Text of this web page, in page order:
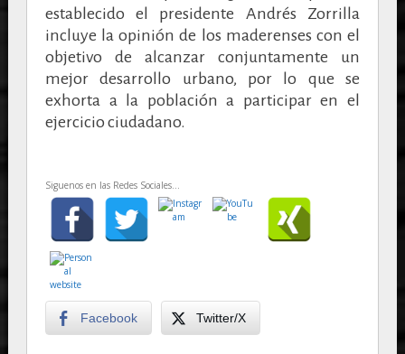
establecido el presidente Andrés Zorrilla
incluye la opinión de los maderenses con el
objetivo de alcanzar conjuntamente un
mejor desarrollo urbano, por lo que se
exhorta a la población a participar en el
ejercicio ciudadano.
Siguenos en las Redes Sociales...
Facebook Twitter/X